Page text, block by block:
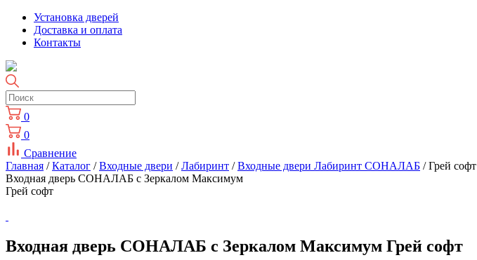
Установка дверей
Доставка и оплата
Контакты
0
0
Сравнение
Главная /Каталог /Входные двери /Лабиринт /Входные двери Лабиринт СОНАЛАБ / Грей софт
Входная дверь СОНАЛАБ с Зеркалом Максимум
Грей софт
Входная дверь СОНАЛАБ с Зеркалом Максимум Грей софт